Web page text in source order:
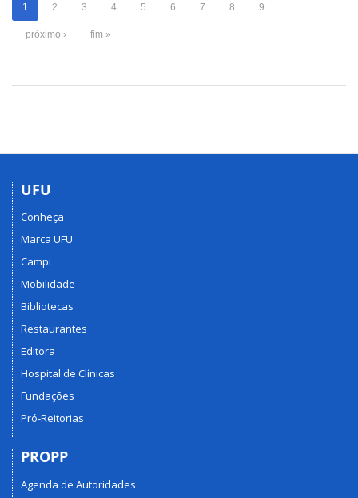
1 2 3 4 5 6 7 8 9
próximo › fim »
UFU
Conheça
Marca UFU
Campi
Mobilidade
Bibliotecas
Restaurantes
Editora
Hospital de Clínicas
Fundações
Pró-Reitorias
PROPP
Agenda de Autoridades